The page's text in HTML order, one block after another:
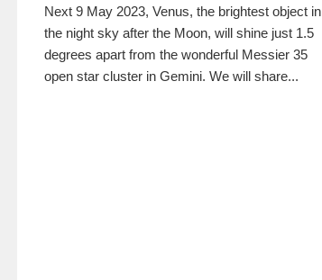
Next 9 May 2023, Venus, the brightest object in
the night sky after the Moon, will shine just 1.5
degrees apart from the wonderful Messier 35
open star cluster in Gemini. We will share...